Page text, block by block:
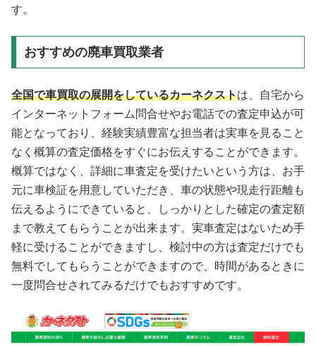
す。
おすすめの廃車買取業者
全国で車買取の展開をしているカーネクストは、自宅から
インターネットフォーム問合せやお電話での査定申込が可
能となっており、経験実績豊富な担当者は実車を見ること
なく概算の査定価格をすぐにお伝えすることができます。
概算ではなく、詳細に車査定を受けたいという方は、お手
元に車検証を用意していただき、車の状態や現走行距離も
伝えるようにできていると、しっかりとした確定の査定額
まで教えてもらうことが出来ます。実車査定はないため手
軽に受けることができますし、検討中の方は査定だけでも
無料でしてもらうことができますので、時間があるときに
一度問合せされてみるだけでもおすすめです。